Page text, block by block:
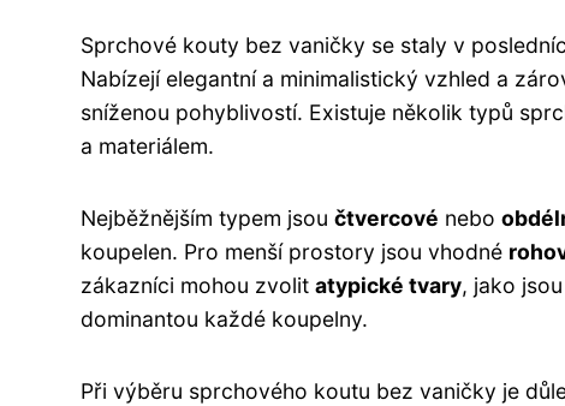
Sprchové kouty bez vaničky se staly v
Nabízejí elegantní a minimalistický vzhled a
sníženou pohyblivostí. Existuje několik typů
a materiálem.
Nejběžnějším typem jsou čtvercové nebo
koupelen. Pro menší prostory jsou vhodné
zákazníci mohou zvolit atypické tvary, jako
dominantou každé koupelny.
Při výběru sprchového koutu bez vaničky je